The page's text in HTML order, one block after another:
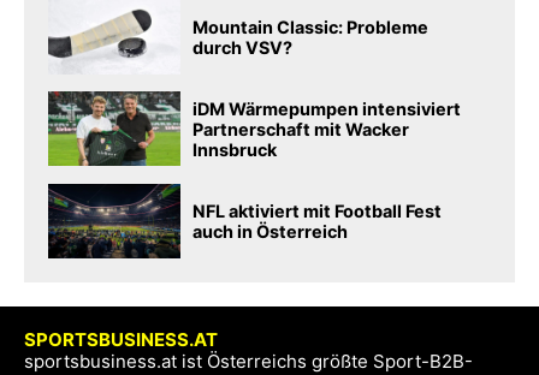
Mountain Classic: Probleme
durch VSV?
iDM Wärmepumpen intensiviert
Partnerschaft mit Wacker
Innsbruck
NFL aktiviert mit Football Fest
auch in Österreich
SPORTSBUSINESS.AT
sportsbusiness.at ist Österreichs größte Sport-B2B-